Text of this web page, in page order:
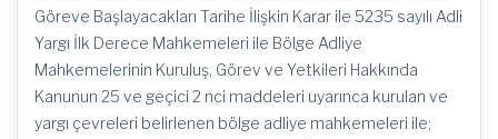
Göreve Başlayacakları Tarihe İlişkin Karar ile 5235 sayılı Adli
Yargı İlk Derece Mahkemeleri ile Bölge Adliye
Mahkemelerinin Kuruluş, Görev ve Yetkileri Hakkında
Kanunun 25 ve geçici 2 nci maddeleri uyarınca kurulan ve
yargı çevreleri belirlenen bölge adliye mahkemeleri ile;